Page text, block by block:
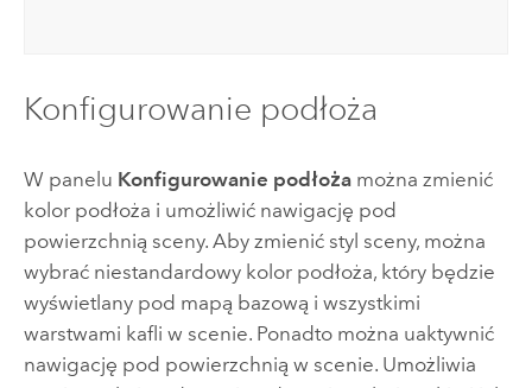
Konfigurowanie podłoża
W panelu Konfigurowanie podłożamożna zmienić
kolor podłoża i umożliwić nawigację pod
powierzchnią sceny. Aby zmienić styl sceny, można
wybrać niestandardowy kolor podłoża, który będzie
wyświetlany pod mapą bazową i wszystkimi
warstwami kafli w scenie. Ponadto można uaktywnić
nawigację pod powierzchnią w scenie. Umożliwia